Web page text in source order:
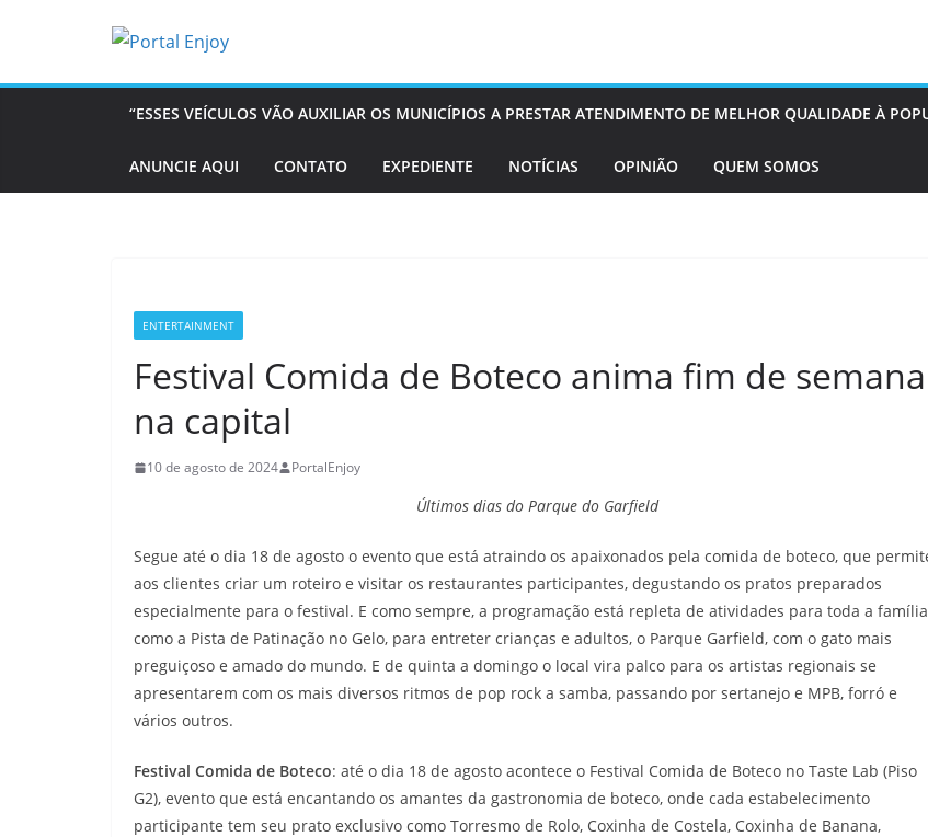
“ESSES VEÍCULOS VÃO AUXILIAR OS MUNICÍPIOS A PRESTAR ATENDIMENTO DE MELHOR QUALIDADE À
ANUNCIE AQUI CONTATO EXPEDIENTE NOTÍCIAS OPINIÃO QUEM SOMOS
ENTERTAINMENT
Festival Comida de Boteco anima fim de semana
na capital
10 de agosto de 2024 PortalEnjoy
Últimos dias do Parque do Garfield
Segue até o dia 18 de agosto o evento que está atraindo os apaixonados pela comida de boteco, que
aos clientes criar um roteiro e visitar os restaurantes participantes, degustando os pratos preparados
especialmente para o festival. E como sempre, a programação está repleta de atividades para toda a
como a Pista de Patinação no Gelo, para entreter crianças e adultos, o Parque Garfield, com o gato mais
preguiçoso e amado do mundo. E de quinta a domingo o local vira palco para os artistas regionais se
apresentarem com os mais diversos ritmos de pop rock a samba, passando por sertanejo e MPB, forró e
vários outros.
Festival Comida de Boteco: até o dia 18 de agosto acontece o Festival Comida de Boteco no Taste Lab (Piso
G2), evento que está encantando os amantes da gastronomia de boteco, onde cada estabelecimento
participante tem seu prato exclusivo como Torresmo de Rolo, Coxinha de Costela, Coxinha de Banana,